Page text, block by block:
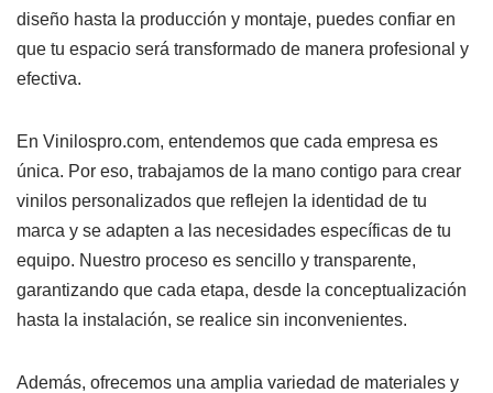
diseño hasta la producción y montaje, puedes confiar en
que tu espacio será transformado de manera profesional y
efectiva.
En Vinilospro.com, entendemos que cada empresa es
única. Por eso, trabajamos de la mano contigo para crear
vinilos personalizados que reflejen la identidad de tu
marca y se adapten a las necesidades específicas de tu
equipo. Nuestro proceso es sencillo y transparente,
garantizando que cada etapa, desde la conceptualización
hasta la instalación, se realice sin inconvenientes.
Además, ofrecemos una amplia variedad de materiales y